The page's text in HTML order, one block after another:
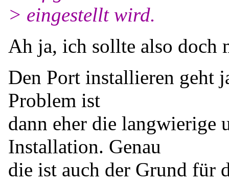
> eingestellt wird.
Ah ja, ich sollte also doch
Den Port installieren geht
Problem ist
dann eher die langwierige
Installation. Genau
die ist auch der Grund für